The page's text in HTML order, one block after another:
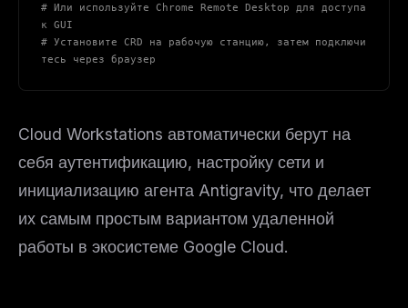
# Или используйте Chrome Remote Desktop для доступа
к GUI
# Установите CRD на рабочую станцию, затем подключи
тесь через браузер
Cloud Workstations автоматически берут на
себя аутентификацию, настройку сети и
инициализацию агента Antigravity, что делает
их самым простым вариантом удаленной
работы в экосистеме Google Cloud.
THIS WEEK'S DIGEST
MCP pick of the week
New agent skill drop